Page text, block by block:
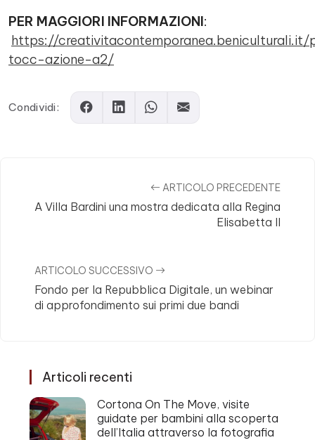
PER MAGGIORI INFORMAZIONI:
https://
tocc-azione-a2/
Condividi:
ARTICOLO PRECEDENTE
A Villa Bardini una mostra dedicata alla Regina
Elisabetta II
ARTICOLO SUCCESSIVO
Fondo per la Repubblica Digitale, un webinar
di approfondimento sui primi due bandi
Articoli recenti
Cortona On The Move, visite
guidate per bambini alla scoperta
dell’Italia attraverso la fotografia